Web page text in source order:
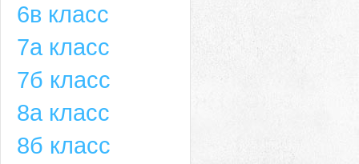
6в класс
7а класс
7б класс
8а класс
8б класс